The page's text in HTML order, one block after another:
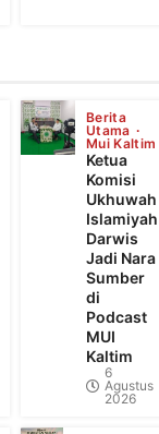
Berita
Utama
Mui Kaltim
Ketua
Komisi
Ukhuwah
Islamiyah
Darwis
Jadi Nara
Sumber
di
Podcast
MUI
Kaltim
6
Agustus
2026